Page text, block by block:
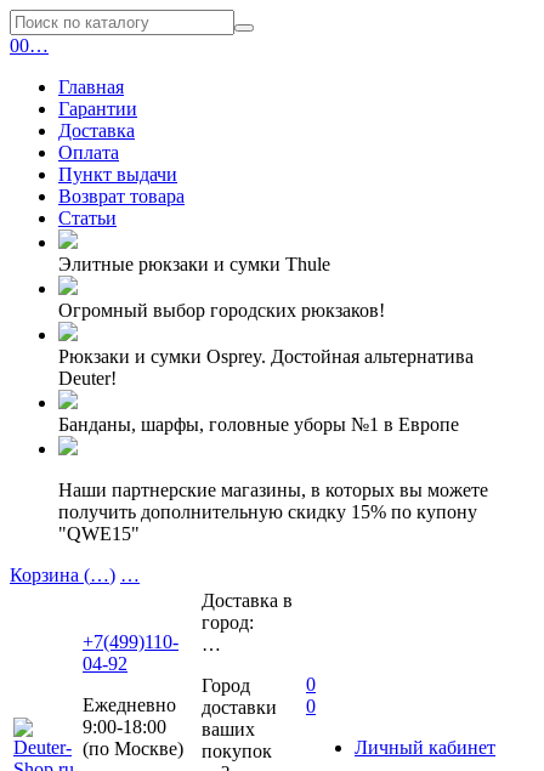
00…
Главная
Гарантии
Доставка
Оплата
Пункт выдачи
Возврат товара
Статьи
Элитные рюкзаки и сумки Thule
Огромный выбор городских рюкзаков!
Рюкзаки и сумки Osprey. Достойная альтернатива
Deuter!
Банданы, шарфы, головные уборы №1 в Европе
Наши партнерские магазины, в которых вы можете
получить дополнительную скидку 15% по купону
"QWE15"
Корзина (…) …
+7(499)110-
04-92
Ежедневно
9:00-18:00
(по Москве)
Доставка в
город:
…
Город
доставки
ваших
покупок
0
0
Личный кабинет